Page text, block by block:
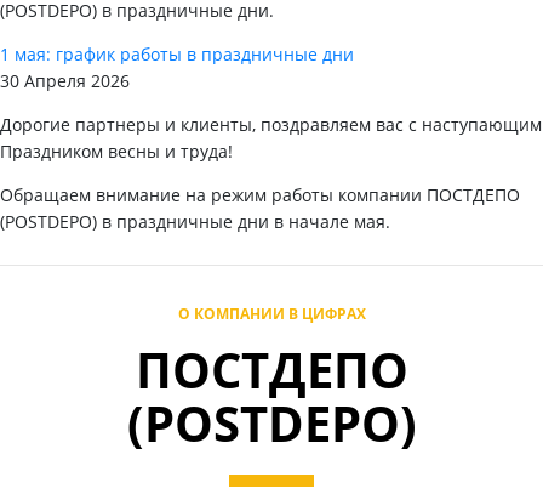
(POSTDEPO) в праздничные дни.
1 мая: график работы в праздничные дни
30 Апреля 2026
Дорогие партнеры и клиенты, поздравляем вас с наступающим
Праздником весны и труда!
Обращаем внимание на режим работы компании ПОСТДЕПО
(POSTDEPO) в праздничные дни в начале мая.
О КОМПАНИИ В ЦИФРАХ
ПОСТДЕПО
(POSTDEPO)